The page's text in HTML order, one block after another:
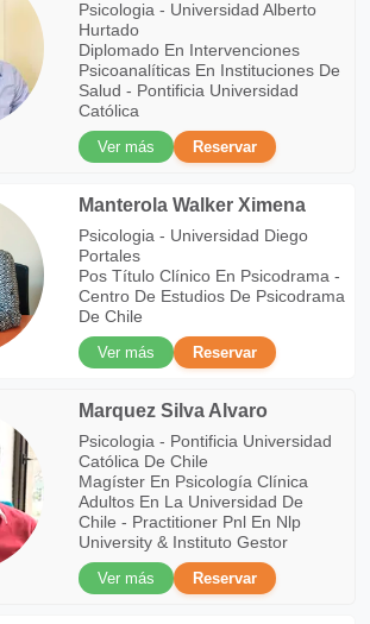
Psicologia - Universidad Alberto
Hurtado
Diplomado En Intervenciones
Psicoanalíticas En Instituciones De
Salud - Pontificia Universidad
Católica
Ver más
Reservar
Manterola Walker Ximena
Psicologia - Universidad Diego
Portales
Pos Título Clínico En Psicodrama -
Centro De Estudios De Psicodrama
De Chile
Ver más
Reservar
Marquez Silva Alvaro
Psicologia - Pontificia Universidad
Católica De Chile
Magíster En Psicología Clínica
Adultos En La Universidad De
Chile - Practitioner Pnl En Nlp
University & Instituto Gestor
Ver más
Reservar